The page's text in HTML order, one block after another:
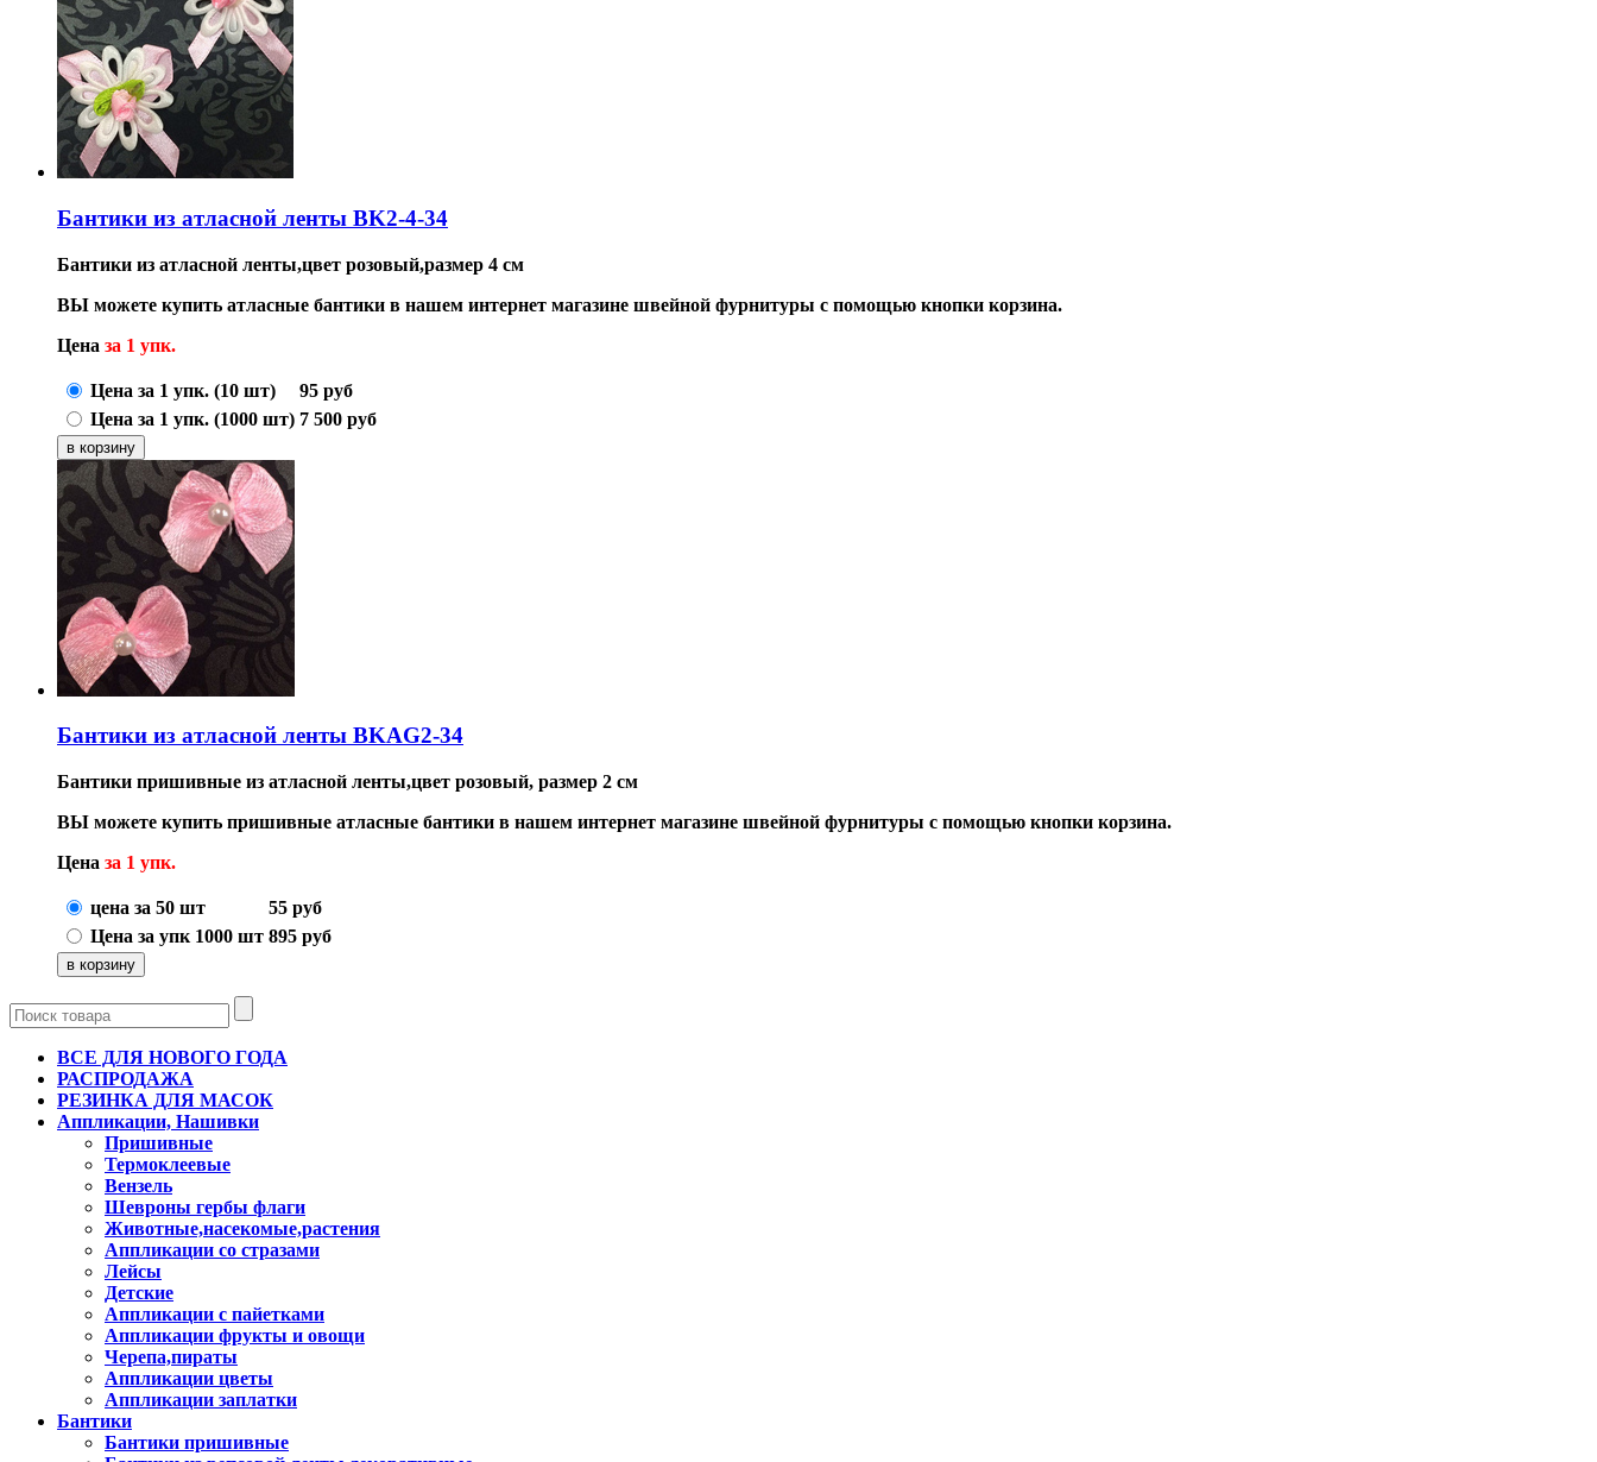
Бантики из атласной ленты BK2-4-34
Бантики из атласной ленты,цвет розовый,размер 4 см
ВЫ можете купить атласные бантики в нашем интернет магазине швейной фурнитуры с помощью кнопки корзина.
Цена за 1 упк.
Цена за 1 упк. (10 шт) 95 руб
Цена за 1 упк. (1000 шт) 7 500 руб
Бантики из атласной ленты BKAG2-34
Бантики пришивные из атласной ленты,цвет розовый, размер 2 см
ВЫ можете купить пришивные атласные бантики в нашем интернет магазине швейной фурнитуры с помощью кнопки корзина.
Цена за 1 упк.
цена за 50 шт 55 руб
Цена за упк 1000 шт 895 руб
ВСЕ ДЛЯ НОВОГО ГОДА
РАСПРОДАЖА
РЕЗИНКА ДЛЯ МАСОК
Аппликации, Нашивки
Пришивные
Термоклеевые
Вензель
Шевроны гербы флаги
Животные,насекомые,растения
Аппликации со стразами
Лейсы
Детские
Аппликации с пайетками
Аппликации фрукты и овощи
Черепа,пираты
Аппликации цветы
Аппликации заплатки
Бантики
Бантики пришивные